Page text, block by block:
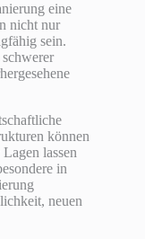
eine
nicht nur
sein.
können
lassen
in
neuen